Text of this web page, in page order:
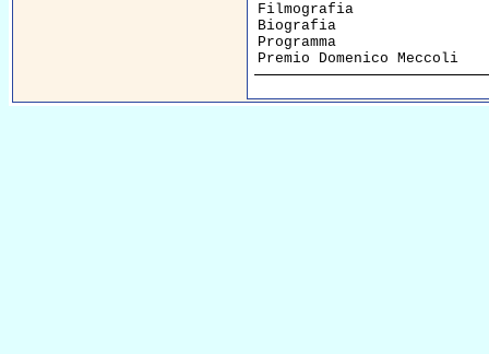
Filmografia
Biografia
Programma